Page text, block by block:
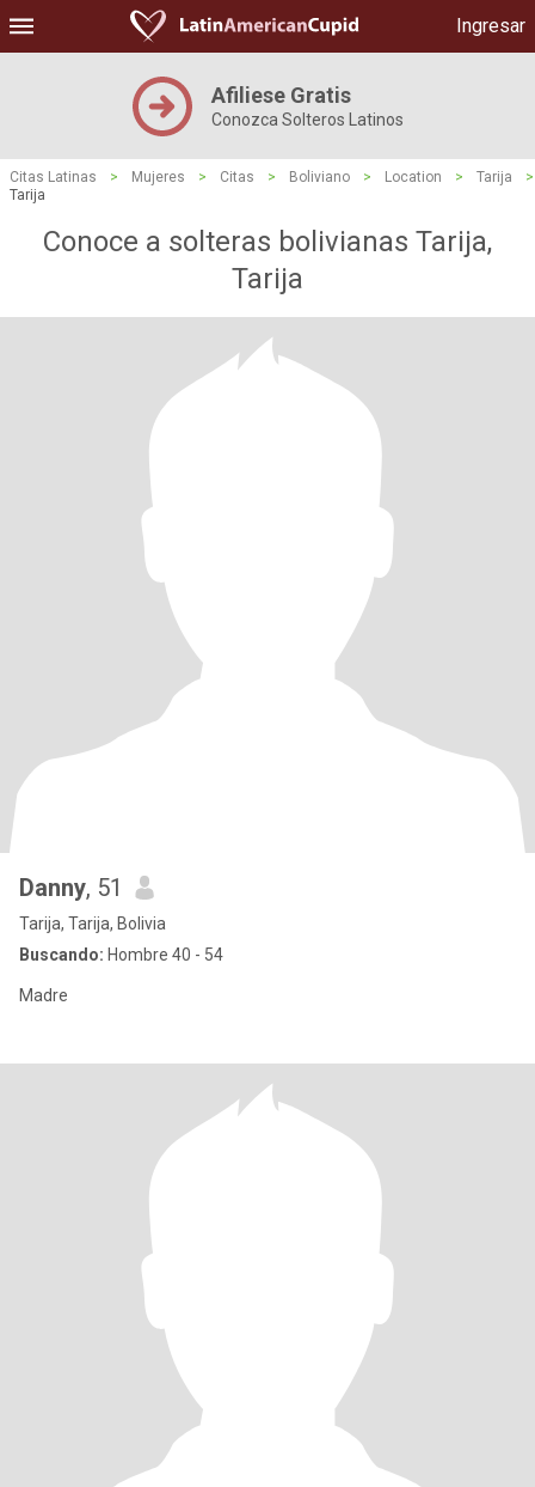
Ingresar
Afiliese Gratis
Conozca Solteros Latinos
Citas Latinas > Mujeres > Citas > Boliviano > Location > Tarija
>
Tarija
Conoce a solteras bolivianas Tarija,
Tarija
Danny, 51
Tarija, Tarija, Bolivia
Buscando: Hombre 40 - 54
Madre